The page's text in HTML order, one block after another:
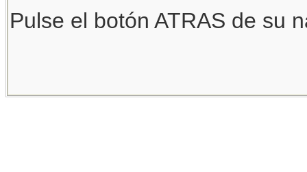
Pulse el botón ATRAS de su